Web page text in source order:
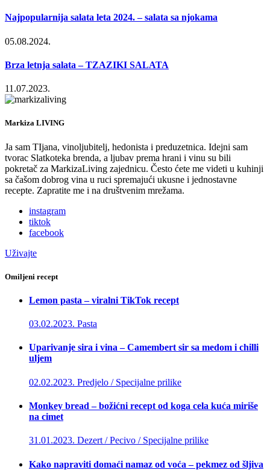
Najpopularnija salata leta 2024. – salata sa njokama
05.08.2024.
Brza letnja salata – TZAZIKI SALATA
11.07.2023.
Markiza LIVING
Ja sam TIjana, vinoljubitelj, hedonista i preduzetnica. Idejni sam
tvorac Slatkoteka brenda, a ljubav prema hrani i vinu su bili
pokretač za MarkizaLiving zajednicu. Često ćete me videti u kuhinji
sa čašom dobrog vina u ruci spremajući ukusne i jednostavne
recepte. Zapratite me i na društvenim mrežama.
instagram
tiktok
facebook
Uživajte
Omiljeni recept
Lemon pasta – viralni TikTok recept
03.02.2023. Pasta
Uparivanje sira i vina – Camembert sir sa medom i chilli
uljem
02.02.2023. Predjelo / Specijalne prilike
Monkey bread – božićni recept od koga cela kuća miriše
na cimet
31.01.2023. Dezert / Pecivo / Specijalne prilike
Kako napraviti domaći namaz od voća – pekmez od šljiva